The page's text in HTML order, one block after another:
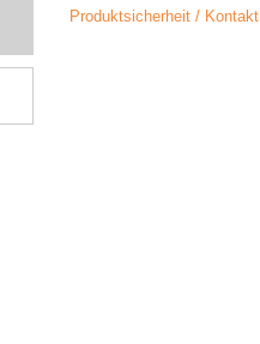
Produktsicherheit / Kontakt